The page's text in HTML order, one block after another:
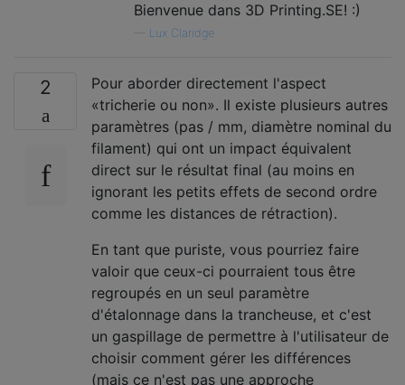
Bienvenue dans 3D Printing.SE! :)
Lux Claridge
2
Pour aborder directement l'aspect
«tricherie ou non». Il existe plusieurs autres
paramètres (pas / mm, diamètre nominal du
filament) qui ont un impact équivalent
direct sur le résultat final (au moins en
ignorant les petits effets de second ordre
comme les distances de rétraction).
En tant que puriste, vous pourriez faire
valoir que ceux-ci pourraient tous être
regroupés en un seul paramètre
d'étalonnage dans la trancheuse, et c'est
un gaspillage de permettre à l'utilisateur de
choisir comment gérer les différences
(mais ce n'est pas une approche